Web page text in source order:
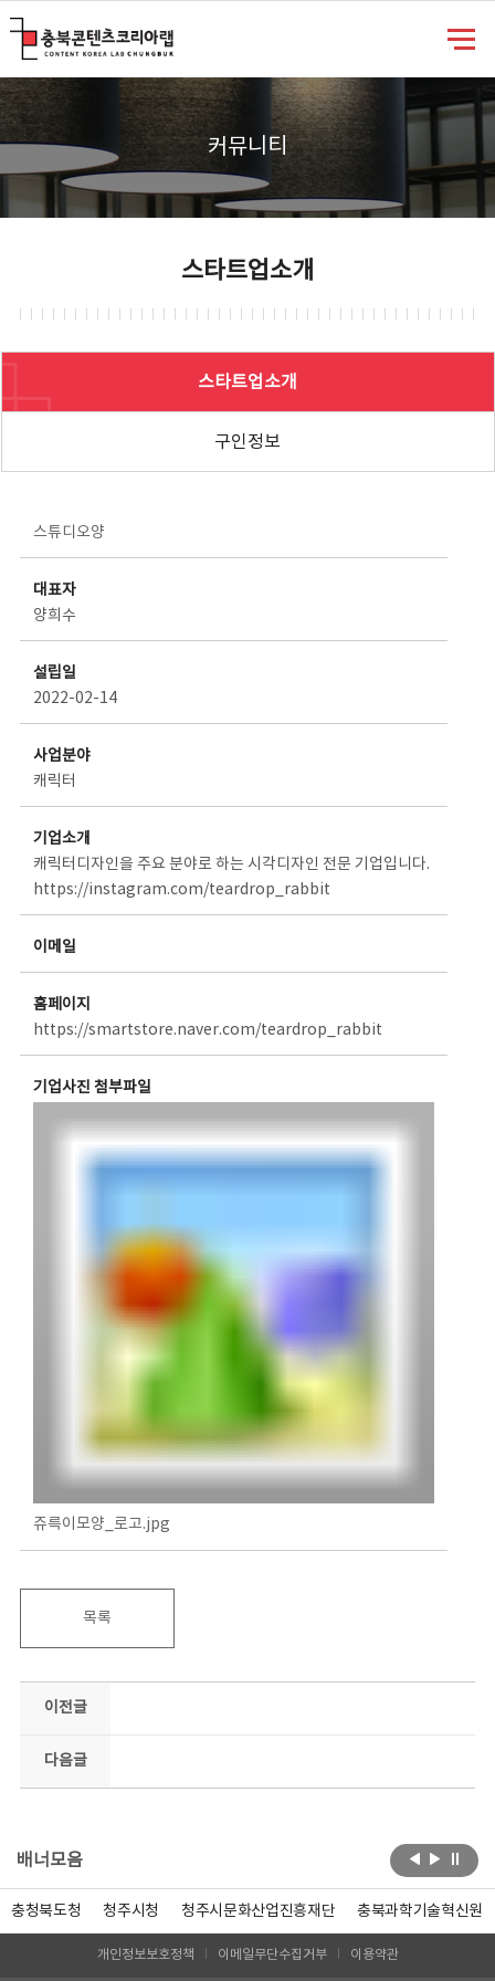
커뮤니티
스타트업소개
스타트업소개
구인정보
스튜디오양
대표자
양희수
설립일
2022-02-14
사업분야
캐릭터
기업소개
캐릭터디자인을 주요 분야로 하는 시각디자인 전문 기업입니다.
https://instagram.com/teardrop_rabbit
이메일
홈페이지
https://smartstore.naver.com/teardrop_rabbit
기업사진 첨부파일
쥬륵이모양_로고.jpg
목록
이전글
다음글
배너모음
충청북도청 청주시청 청주시문화산업진흥재단 충북과학기술혁신원
개인정보보호정책 이메일무단수집거부 이용약관